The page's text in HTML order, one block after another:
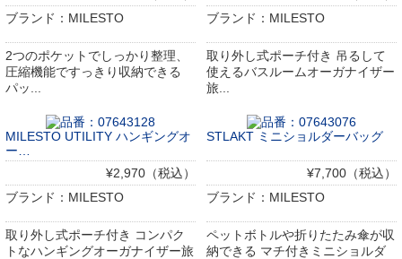
ブランド：MILESTO
2つのポケットでしっかり整理、
圧縮機能ですっきり収納できる
パッ...
ブランド：MILESTO
取り外し式ポーチ付き 吊るして
使えるバスルームオーガナイザー
旅...
MILESTO UTILITY ハンギングオ
ー…
¥2,970（税込）
ブランド：MILESTO
取り外し式ポーチ付き コンパク
トなハンギングオーガナイザー旅
STLAKT ミニショルダーバッグ
¥7,700（税込）
ブランド：MILESTO
ペットボトルや折りたたみ傘が収
納できる マチ付きミニショルダ